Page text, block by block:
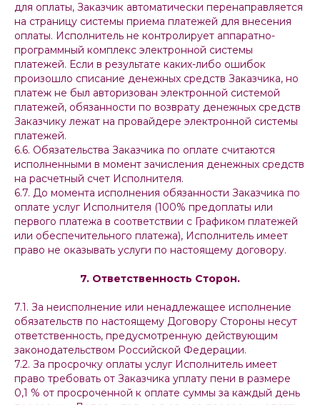
для оплаты, Заказчик автоматически перенаправляется
на страницу системы приема платежей для внесения
оплаты. Исполнитель не контролирует аппаратно-
программный комплекс электронной системы
платежей. Если в результате каких-либо ошибок
произошло списание денежных средств Заказчика, но
платеж не был авторизован электронной системой
платежей, обязанности по возврату денежных средств
Заказчику лежат на провайдере электронной системы
платежей.
6.6. Обязательства Заказчика по оплате считаются
исполненными в момент зачисления денежных средств
на расчетный счет Исполнителя.
6.7. До момента исполнения обязанности Заказчика по
оплате услуг Исполнителя (100% предоплаты или
первого платежа в соответствии с Графиком платежей
или обеспечительного платежа), Исполнитель имеет
право не оказывать услуги по настоящему договору.
7. Ответственность Сторон.
7.1. За неисполнение или ненадлежащее исполнение
обязательств по настоящему Договору Стороны несут
ответственность, предусмотренную действующим
законодательством Российской Федерации.
7.2. За просрочку оплаты услуг Исполнитель имеет
право требовать от Заказчика уплату пени в размере
0,1 % от просроченной к оплате суммы за каждый день